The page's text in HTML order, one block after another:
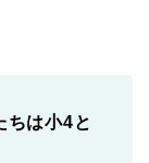
ちは小4と